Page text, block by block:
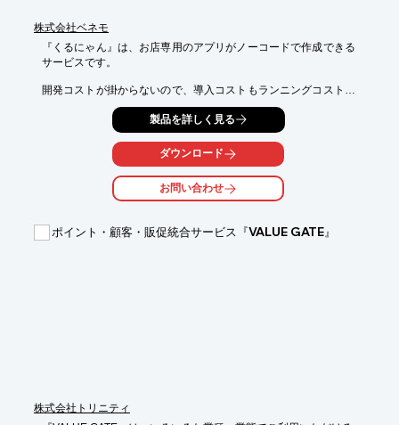
株式会社ベネモ
『くるにゃん』は、お店専用のアプリがノーコードで作成できる
サービスです。
開発コストが掛からないので、導入コストもランニングコストも
抑えることが可能。
お誕生日にクーポン発行＆プッシュ通知、各種イベントの通知、
スタンプ機能、
ECサイトの組み込みなど、お店をブランド化しファンを増やす
ために役立ちます。
【導入メリット】
■フルデザイン制作からアプリ開発
製品を詳しく見る
ダウンロード
お問い合わせ
ポイント・顧客・販促統合サービス『VALUE GATE』
株式会社トリニティ